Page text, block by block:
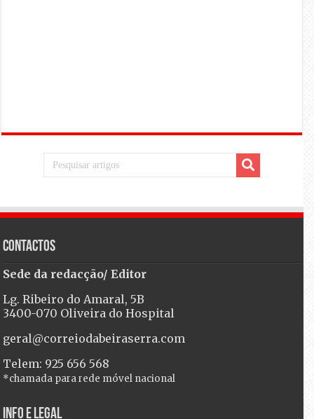
Contactos
Sede da redacção/ Editor
Lg. Ribeiro do Amaral, 5B
3400-070 Oliveira do Hospital
geral@correiodabeiraserra.com
Telem: 925 656 568
*chamada para rede móvel nacional
Info e Legal